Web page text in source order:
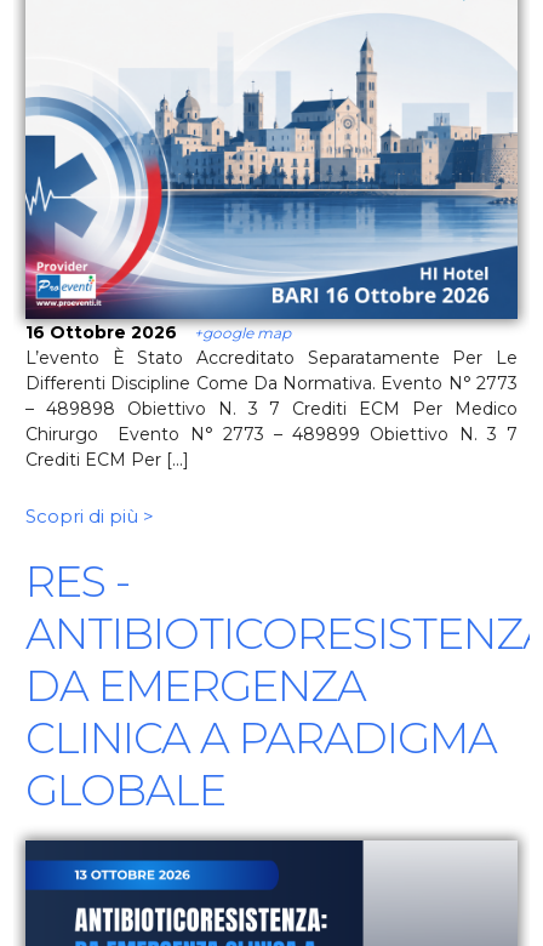
16 Ottobre 2026 +google map
L’evento È Stato Accreditato Separatamente Per Le
Differenti Discipline Come Da Normativa. Evento N° 2773
– 489898 Obiettivo N. 3 7 Crediti ECM Per Medico
Chirurgo Evento N° 2773 – 489899 Obiettivo N. 3 7
Crediti ECM Per [...]
Scopri di più >
RES -
DA EMERGENZA
CLINICA A PARADIGMA
GLOBALE